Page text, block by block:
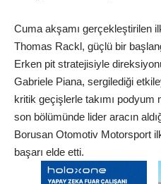
Cuma akşamı gerçekleştirilen
Thomas Rackl, güçlü bir
Erken pit stratejisiyle
Gabriele Piana, sergilediği
kritik geçişlerle takımı podyum
son bölümünde lider aracın
Borusan Otomotiv Motorsport
başarı elde etti.